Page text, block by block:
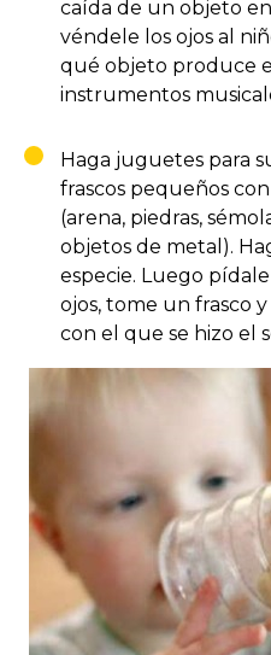
caída de un objeto
véndele los ojos al
qué objeto produce
instrumentos
Haga juguetes para
frascos pequeños
(arena, piedras,
objetos de metal).
especie. Luego
ojos, tome un frasco
con el que se hizo el